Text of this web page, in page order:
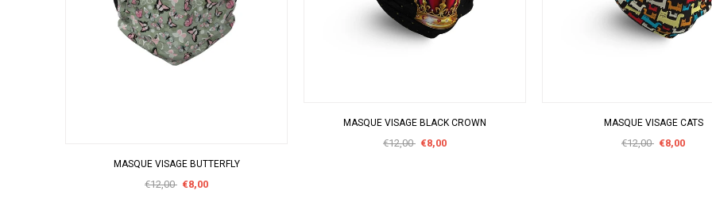
MASQUE VISAGE BUTTERFLY
€12,00 €8,00
MASQUE VISAGE BLACK CROWN
€12,00 €8,00
MASQUE VISAGE CATS
€12,00 €8,00